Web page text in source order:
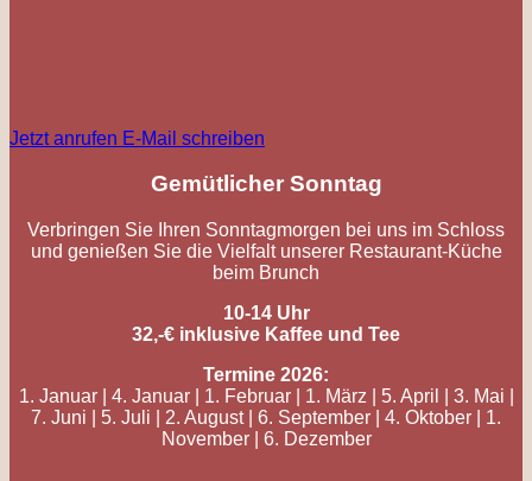
Jetzt anrufen E-Mail schreiben
Gemütlicher Sonntag
Verbringen Sie Ihren Sonntagmorgen bei uns im Schloss
und genießen Sie die Vielfalt unserer Restaurant-Küche
beim Brunch
10-14 Uhr
32,-€ inklusive Kaffee und Tee
Termine 2026:
1. Januar | 4. Januar | 1. Februar | 1. März | 5. April | 3. Mai |
7. Juni | 5. Juli | 2. August | 6. September | 4. Oktober | 1.
November | 6. Dezember